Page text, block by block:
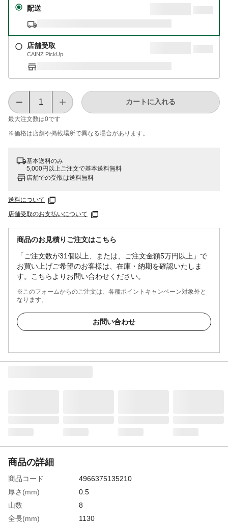
配送
店舗受取
CAINZ PickUp
最大注文数は0です
カートに入れる
※価格は​店舗や​掲載場所で​異なる​場合が​あります。
基本送料のみ
5,000円以上ご注文で基本送料無料
店舗での受取は送料無料
送料について
店舗受取のお支払いについて
商品のお見積りご注文はこちら
「ご注文数が31個以上、または、ご注文金額5万円以上」で
お買い上げご希望のお客様は、在庫・納期を確認いたしま
す。こちらよりお問い合わせください。
※このフォームからのご注文は、各種ポイントキャンペーン対象外と
なります。
お問い合わせ
商品の詳細
商品コード
4966375135210
厚さ(mm)
0.5
山数
8
全長(mm)
1130